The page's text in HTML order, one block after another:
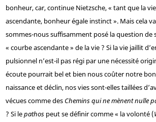
bonheur, car, continue Nietzsche, « tant que la
ascendante, bonheur égale instinct ». Mais cela
sommes-nous suffisamment posé la question de
« courbe ascendante » de la vie ? Si la vie jaillit
pulsionnel n’est-il pas régi par une nécessité
écoute pourrait bel et bien nous coûter notre
naissance et déclin, nos vies sont-elles taillées
vécues comme des Chemins qui ne mènent nulle
? Si lepathospeut se définir comme « la volonté (